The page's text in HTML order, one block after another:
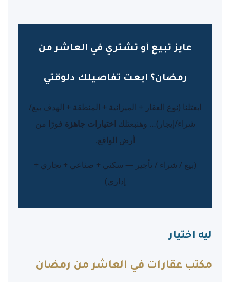
عايز تبيع أو تشتري في العاشر من
رمضان؟ ابعت تفاصيلك دلوقتي
ابعتلنا (نوع العقار + الميزانية + المنطقة + الهدف بيع/
شراء/إيجار)… وهنبعتلكاختيارات جاهزة فورًا من
أرض الواقع.
(بيع / شراء / تأجير — سكني + صناعي + تجاري +
إداري)
ليه اختيار
مكتب عقارات في العاشر من رمضان